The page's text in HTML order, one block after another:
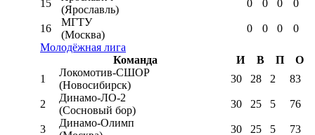
15
(Ярославль)
0 0 0 0
16
МГТУ
(Москва)
0 0 0
0
Молодёжная лига
Команда
И В П
О
1
Локомотив-CШОР
(Новосибирск)
30 28 2 83
2
Динамо-ЛО-2
(Сосновый бор)
30 25 5 76
3
Динамо-Олимп
30 25 5 73